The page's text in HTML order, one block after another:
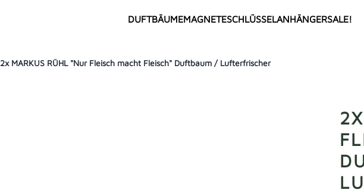
DUFTBÄUME
ALLE
TOP SELLER
Internationale Memes
MAGNETESCHLÜSSELANHÄNGERSALE!
2x MARKUS RÜHL "Nur Fleisch macht Fleisch" Duftbaum / Lufterfrischer